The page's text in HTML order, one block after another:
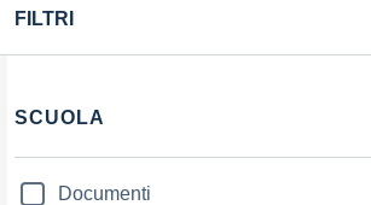
FILTRI
SCUOLA
Documenti